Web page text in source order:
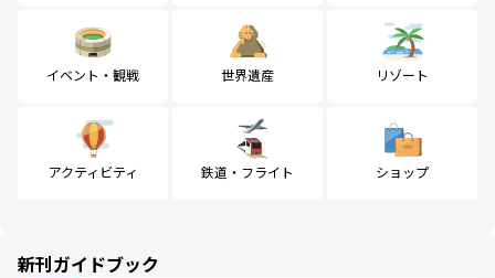
イベント・観戦 世界遺産 リゾート
アクティビティ 鉄道・フライト ショップ
新刊ガイドブック